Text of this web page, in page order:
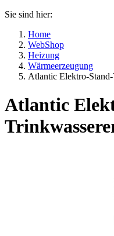
Sie sind hier:
Home
WebShop
Heizung
Wärmeerzeugung
Atlantic Elektro-
Atlantic